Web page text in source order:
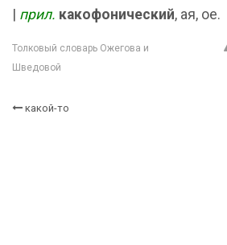
прил. какофонический, ая, ое.
Толковый словарь Ожегова и
Шведовой
какой-то